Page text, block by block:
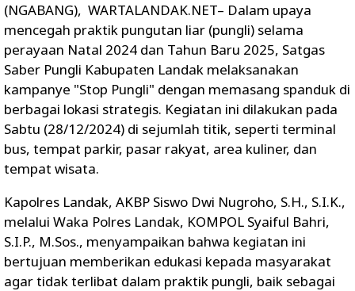
(NGABANG), WARTALANDAK.NET– Dalam upaya
mencegah praktik pungutan liar (pungli) selama
perayaan Natal 2024 dan Tahun Baru 2025, Satgas
Saber Pungli Kabupaten Landak melaksanakan
kampanye "Stop Pungli" dengan memasang spanduk di
berbagai lokasi strategis. Kegiatan ini dilakukan pada
Sabtu (28/12/2024) di sejumlah titik, seperti terminal
bus, tempat parkir, pasar rakyat, area kuliner, dan
tempat wisata.
Kapolres Landak, AKBP Siswo Dwi Nugroho, S.H., S.I.K.,
melalui Waka Polres Landak, KOMPOL Syaiful Bahri,
S.I.P., M.Sos., menyampaikan bahwa kegiatan ini
bertujuan memberikan edukasi kepada masyarakat
agar tidak terlibat dalam praktik pungli, baik sebagai